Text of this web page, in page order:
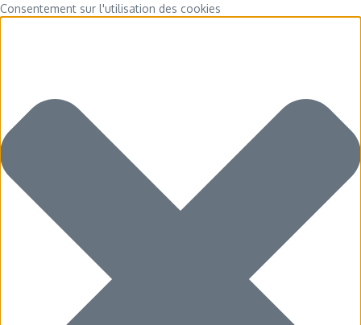
Consentement sur l'utilisation des cookies